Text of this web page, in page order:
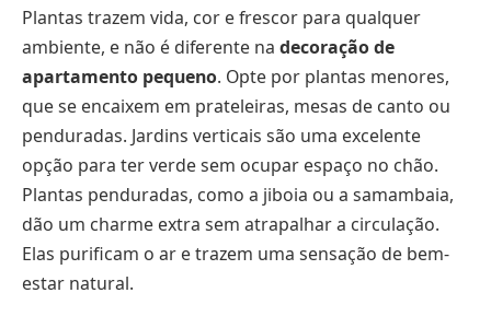
Plantas trazem vida, cor e frescor para qualquer
ambiente, e não é diferente na decoração de
apartamento pequeno. Opte por plantas menores,
que se encaixem em prateleiras, mesas de canto ou
penduradas. Jardins verticais são uma excelente
opção para ter verde sem ocupar espaço no chão.
Plantas penduradas, como a jiboia ou a samambaia,
dão um charme extra sem atrapalhar a circulação.
Elas purificam o ar e trazem uma sensação de bem-
estar natural.